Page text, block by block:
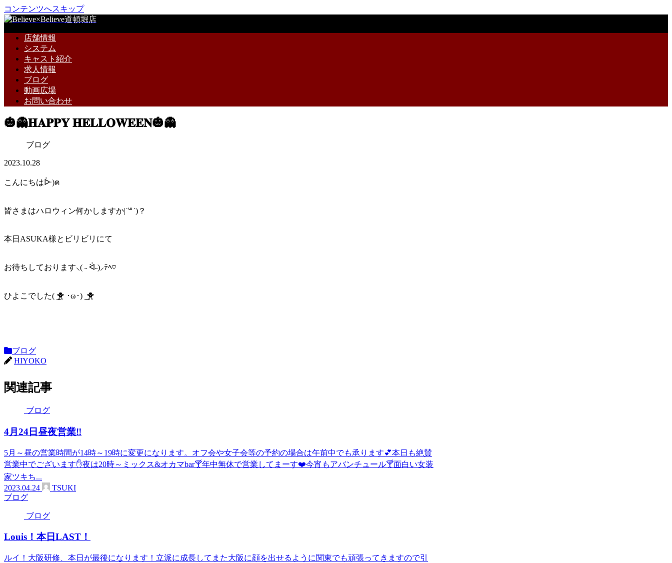
コンテンツへスキップ
店舗情報
システム
キャスト紹介
求人情報
ブログ
動画広場
お問い合わせ
🎃👻𝐇𝐀𝐏𝐏𝐘 𝐇𝐄𝐋𝐋𝐎𝐖𝐄𝐄𝐍🎃👻
ブログ
2023.10.28
こんにちはᐕ)ฅ
皆さまはハロウィン何かしますか|˙꒳˙)？
本日ASUKA様とビリビリにて
お待ちしております‪⸜(‪ ˶ ᐛ˶)‪⸝ﾃﾍ♡
ひよこでした( ͜🐥 ･ω･) ͜ 🐥
ブログ
HIYOKO
関連記事
ブログ
4月24日昼夜営業‼️
5月～昼の営業時間が14時～19時に変更になります。オフ会や女子会等の予約の場合は午前中でも承ります💕本日も絶賛
営業中でございます✋夜は20時～ミックス&オカマbar🍸️年中無休で営業してまーす❤️今宵もアバンチュール🍸️面白い女装
家ツキち...
2023.04.24
TSUKI
ブログ
ブログ
Louis！本日LAST！
ルイ！大阪研修、本日が最後になります！立派に成長してまた大阪に顔を出せるように関東でも頑張ってきますので引